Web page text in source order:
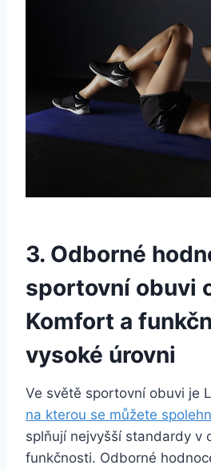
3. Odborné
sportovní obuvi
Komfort a
vysoké úrovni
Ve ⁣světě sportovní obuvi je
na kterou se můžete
splňují nejvyšší standardy v
funkčnosti.⁢ Odborné